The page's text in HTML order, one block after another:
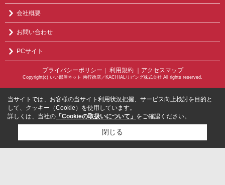
会社概要
お問い合わせ
PCサイト
プライバシーポリシー 利用規約 ｜アクセスマップ
Copyright(c) いい部屋ネット 南行徳店／KACHIALリビング株式会社 All rights reserved.
当サイトでは、お客様の当サイト利用状況把握、サービス向上検討を目的と
して、クッキー（Cookie）を使用しています。
詳しくは、当社の 「Cookieの取扱いについて」 をご確認ください。
閉じる